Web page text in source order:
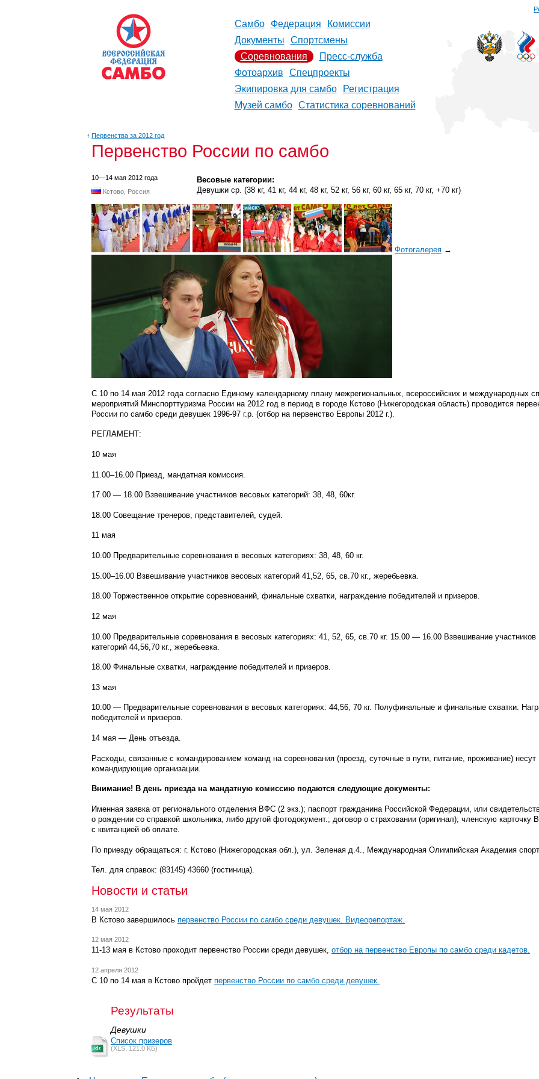
Самбо Федерация
Комиссии
Документы
Спортсмены
Соревнования
Пресс-служба
Фотоархив
Спецпроекты
Экипировка для самбо
Регистрация
Музей самбо
Статистика соревнований
↑ Первенства за 2012 год
Первенство России по самбо
10—14 мая 2012 года
Кстово, Россия
Весовые категории:
Девушки ср. (38 кг, 41 кг, 44 кг, 48 кг, 52 кг, 56 кг, 60 кг, 65 кг, 70 кг, +70 кг)
Фотогалерея →
С 10 по 14 мая 2012 года согласно Единому календарному плану межрегиональных, всероссийских и международных
мероприятий Минспорттуризма России на 2012 год в период в городе Кстово (Нижегородская область) проводится
России по самбо среди девушек 1996-97 г.р. (отбор на первенство Европы 2012 г.).
РЕГЛАМЕНТ:
10 мая
11.00–16.00 Приезд, мандатная комиссия.
17.00 — 18.00 Взвешивание участников весовых категорий: 38, 48, 60кг.
18.00 Совещание тренеров, представителей, судей.
11 мая
10.00 Предварительные соревнования в весовых категориях: 38, 48, 60 кг.
15.00–16.00 Взвешивание участников весовых категорий 41,52, 65, св.70 кг., жеребьевка.
18.00 Торжественное открытие соревнований, финальные схватки, награждение победителей и призеров.
12 мая
10.00 Предварительные соревнования в весовых категориях: 41, 52, 65, св.70 кг. 15.00 — 16.00 Взвешивание участников
категорий 44,56,70 кг., жеребьевка.
18.00 Финальные схватки, награждение победителей и призеров.
13 мая
10.00 — Предварительные соревнования в весовых категориях: 44,56, 70 кг. Полуфинальные и финальные схватки.
победителей и призеров.
14 мая — День отъезда.
Расходы, связанные с командированием команд на соревнования (проезд, суточные в пути, питание, проживание) несут
командирующие организации.
Внимание! В день приезда на мандатную комиссию подаются следующие документы:
Именная заявка от регионального отделения ВФС (2 экз.); паспорт гражданина Российской Федерации, или
о рождении со справкой школьника, либо другой фотодокумент.; договор о страховании (оригинал); членскую карточку
с квитанцией об оплате.
По приезду обращаться: г. Кстово (Нижегородская обл.), ул. Зеленая д.4., Международная Олимпийская Академия
Тел. для справок: (83145) 43660 (гостиница).
Новости и статьи
14 мая 2012
В Кстово завершилось первенство России по самбо среди девушек. Видеорепортаж.
12 мая 2012
11-13 мая в Кстово проходит первенство России среди девушек, отбор на первенство Европы по самбо среди кадетов.
12 апреля 2012
С 10 по 14 мая в Кстово пройдет первенство России по самбо среди девушек.
Результаты
Девушки
Список призеров
(XLS, 121.0 KБ)